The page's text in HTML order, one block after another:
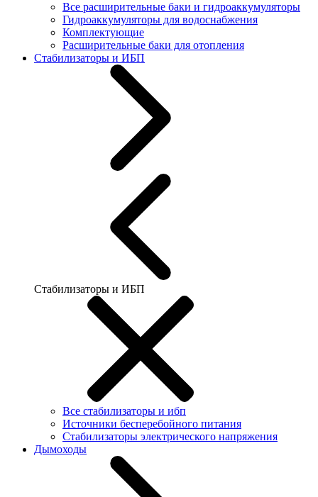
Все расширительные баки и гидроаккумуляторы
Гидроаккумуляторы для водоснабжения
Комплектующие
Расширительные баки для отопления
Стабилизаторы и ИБП
Стабилизаторы и ИБП
Все стабилизаторы и ибп
Источники бесперебойного питания
Стабилизаторы электрического напряжения
Дымоходы